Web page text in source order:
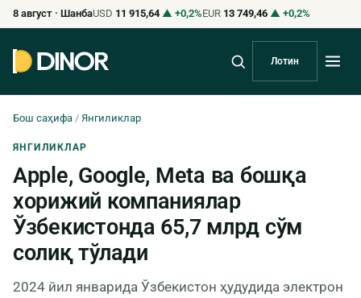
8 август · ШанбаUSD 11 915,64 ▲ +0,2%EUR 13 749,46 ▲ +0,2%
Лотин
Бош саҳифа / Янгиликлар
ЯНГИЛИКЛАР
Apple, Google, Meta ва бошқа
хорижий компаниялар
Ўзбекистонда 65,7 млрд сўм
солиқ тўлади
2024 йил январида Ўзбекистон ҳудудида электрон